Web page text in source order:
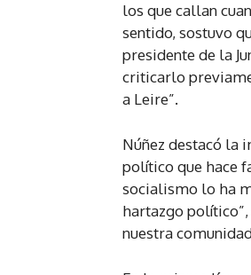
los que callan
sentido, sostuvo
presidente de la
criticarlo
a Leire”.
Núñez destacó la
político que hace
socialismo lo ha
hartazgo
nuestra